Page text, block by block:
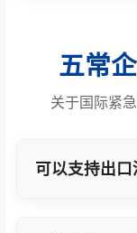
五常
关于国际紧
可以支持出口